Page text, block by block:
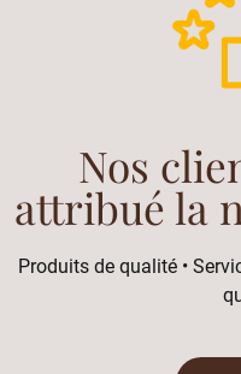
Nos
attribué la
Produits de qualité •